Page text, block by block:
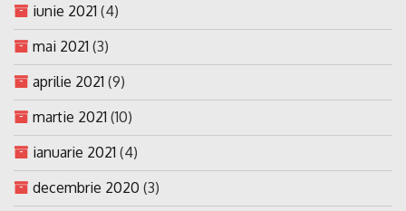
iunie 2021 (4)
mai 2021 (3)
aprilie 2021 (9)
martie 2021 (10)
ianuarie 2021 (4)
decembrie 2020 (3)